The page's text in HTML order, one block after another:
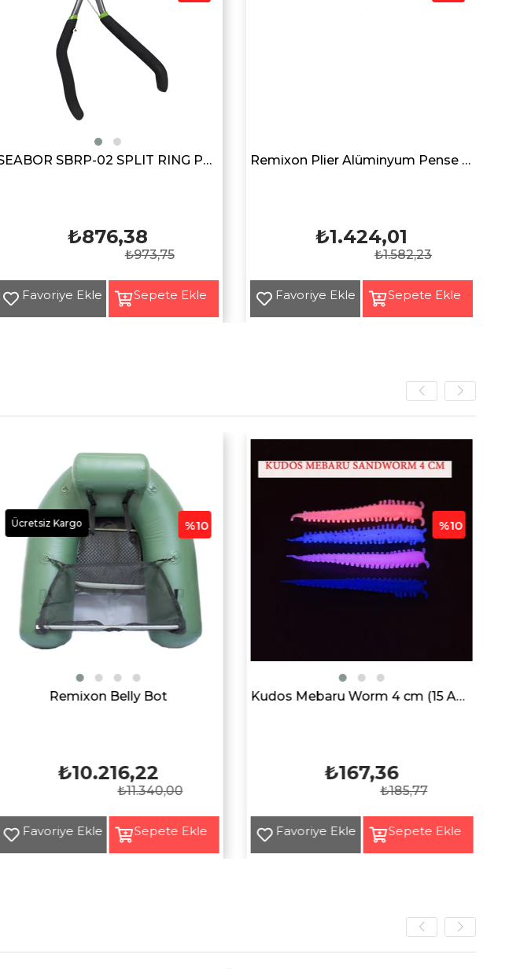
SEABOR SBRP-02 SPLIT RING PLIERS
₺876,38
₺973,75
Yeni
Ürün
Remixon Plier Alüminyum Pense FPA-001 Siyah
₺1.424,01
₺1.582,23
Yeni
Ürün
Remixon Belly Bot
₺10.216,22
₺11.340,00
%10
Ücretsiz Kargo
Kudos Mebaru Worm 4 cm (15 Adet)
₺167,36
₺185,77
%10